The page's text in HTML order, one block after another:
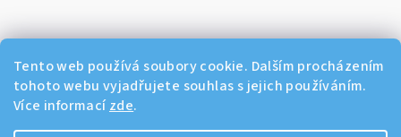
Tento web používá soubory cookie. Dalším procházením
tohoto webu vyjadřujete souhlas s jejich používáním.
Více informací zde.